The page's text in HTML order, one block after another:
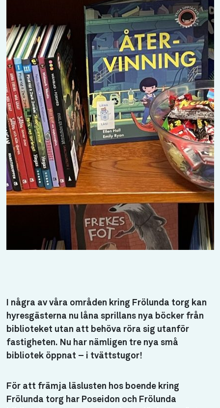
I några av våra områden kring Frölunda torg kan
hyresgästerna nu låna sprillans nya böcker från
biblioteket utan att behöva röra sig utanför
fastigheten. Nu har nämligen tre nya små
bibliotek öppnat – i tvättstugor!
För att främja läslusten hos boende kring
Frölunda torg har Poseidon och Frölunda